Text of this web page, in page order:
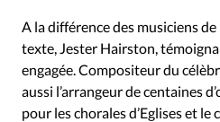
A la différence des musiciens
texte, Jester Hairston,
engagée. Compositeur du
aussi l’arrangeur de centaines
pour les chorales d’Eglises et le